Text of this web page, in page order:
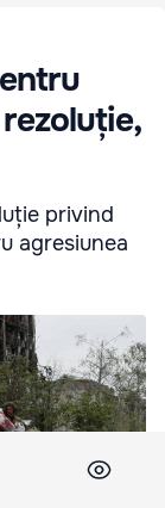
privind
agresiunea